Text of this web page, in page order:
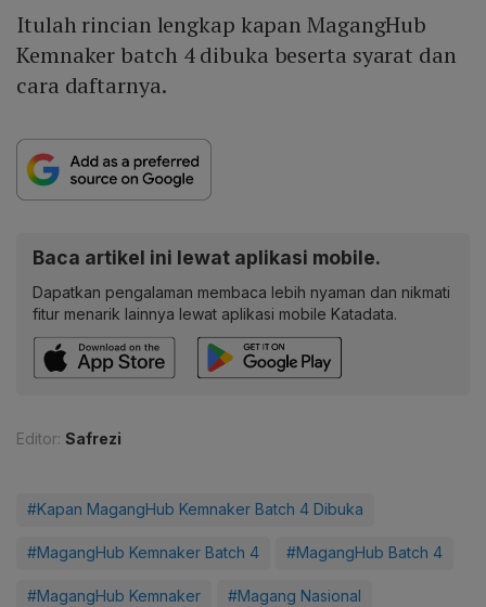
Itulah rincian lengkap kapan MagangHub
Kemnaker batch 4 dibuka beserta syarat dan
cara daftarnya.
Baca artikel ini lewat aplikasi mobile.
Dapatkan pengalaman membaca lebih nyaman dan nikmati
fitur menarik lainnya lewat aplikasi mobile Katadata.
Editor: Safrezi
#Kapan MagangHub Kemnaker Batch 4 Dibuka
#MagangHub Kemnaker Batch 4 #MagangHub Batch 4
#MagangHub Kemnaker #Magang Nasional